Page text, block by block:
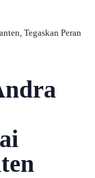
Tegaskan Peran